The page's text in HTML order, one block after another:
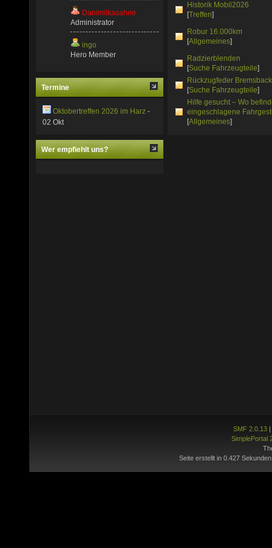
Danimilkasahne
Administrator
ingo
Hero Member
Termine
Oktobertreffen 2026 im Harz -
02 Okt
Wer empfiehlt uns?
Historik Mobil2026
[Treffen]
Robur 16.000km
[Allgemeines]
Radzierblenden
[Suche Fahrzeugteile]
Rückzugfeder
[Suche Fahrzeugteile]
Hilfe gesucht – Wo
eingeschlagene
[Allgemeines]
SMF 2.0.13|
SimplePortal
Seite erstellt in 0.427